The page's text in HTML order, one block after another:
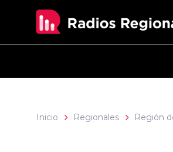
Inicio Regionales Región